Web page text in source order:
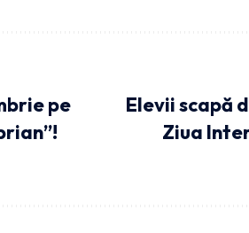
pe
Elevii scapă
Ziua